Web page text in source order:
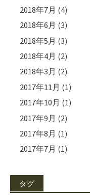
2018年7月 (4)
2018年6月 (3)
2018年5月 (3)
2018年4月 (2)
2018年3月 (2)
2017年11月 (1)
2017年10月 (1)
2017年9月 (2)
2017年8月 (1)
2017年7月 (1)
タグ